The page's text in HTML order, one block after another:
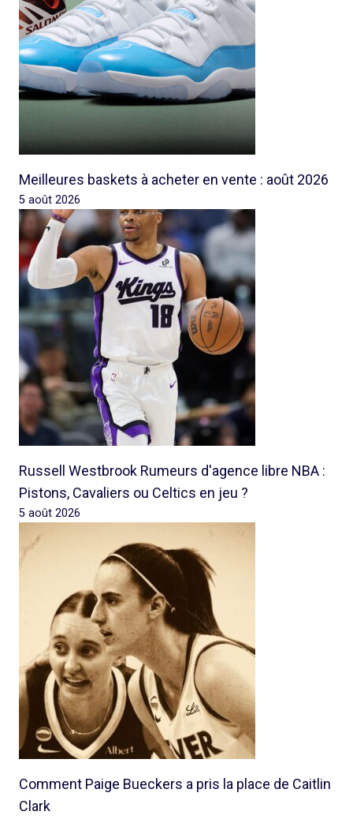
Meilleures baskets à acheter en vente : août 2026
5 août 2026
Russell Westbrook Rumeurs d'agence libre NBA :
Pistons, Cavaliers ou Celtics en jeu ?
5 août 2026
Comment Paige Bueckers a pris la place de Caitlin
Clark